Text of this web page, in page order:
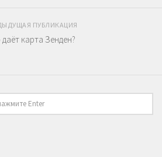
ПУБЛИКАЦИЯ
даёт карта Зенден?